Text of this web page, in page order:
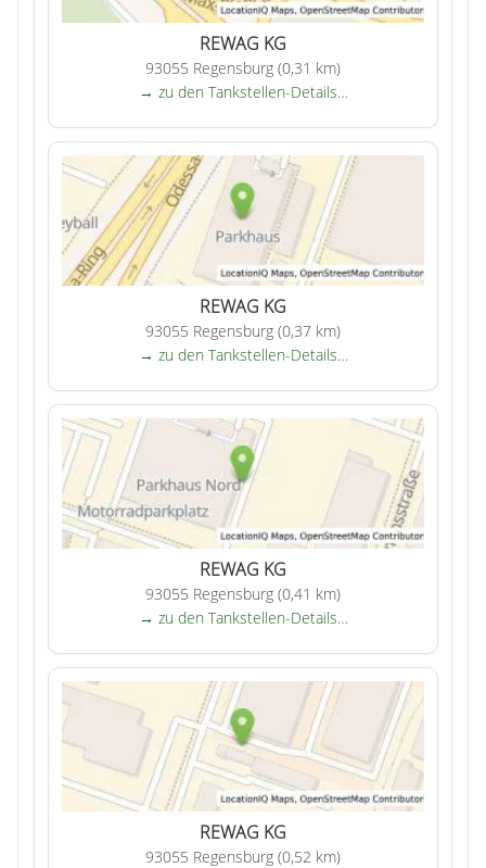
REWAG KG
93055 Regensburg (0,31 km)
→ zu den Tankstellen-Details…
REWAG KG
93055 Regensburg (0,37 km)
→ zu den Tankstellen-Details…
REWAG KG
93055 Regensburg (0,41 km)
→ zu den Tankstellen-Details…
REWAG KG
93055 Regensburg (0,52 km)